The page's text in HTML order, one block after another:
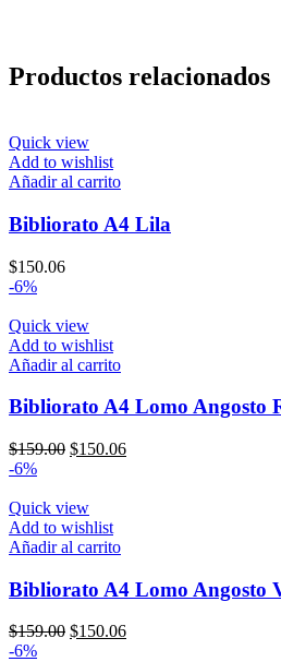
Productos relacionados
Quick view
Add to wishlist
Añadir al carrito
Bibliorato A4 Lila
$150.06
-6%
Quick view
Add to wishlist
Añadir al carrito
Bibliorato A4 Lomo Angosto
$159.00 El
era:
$159.00.
$150.06El
-6%
Quick view
Add to wishlist
Añadir al carrito
Bibliorato A4 Lomo Angosto
$159.00 El
$150.06El
-6%